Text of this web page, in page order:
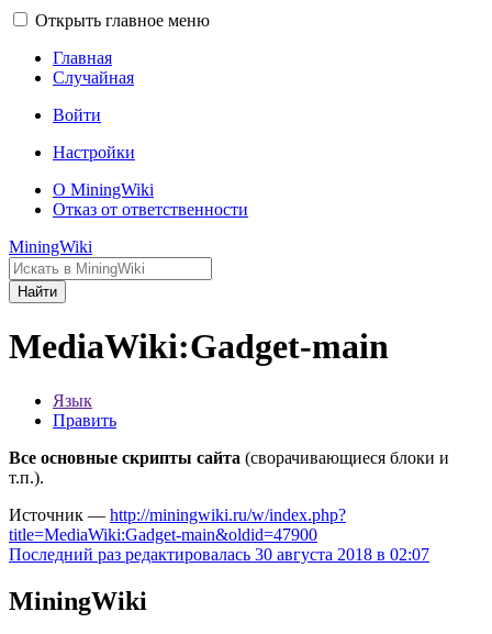
Открыть главное меню
Главная
Случайная
Войти
Настройки
О MiningWiki
Отказ от ответственности
MiningWiki
Найти
MediaWiki:Gadget-main
Язык
Править
Все основные скрипты сайта (сворачивающиеся блоки и
т.п.).
Источник — http://miningwiki.ru/w/index.php?
title=MediaWiki:Gadget-main&oldid=47900
Последний раз редактировалась 30 августа 2018 в 02:07
MiningWiki